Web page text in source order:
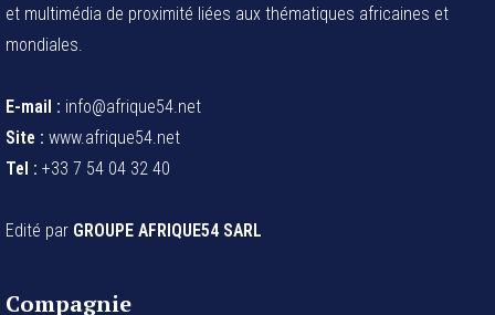
mondiales.
Site :www.afrique54.net
Tel : +33 7 54 04 32 40